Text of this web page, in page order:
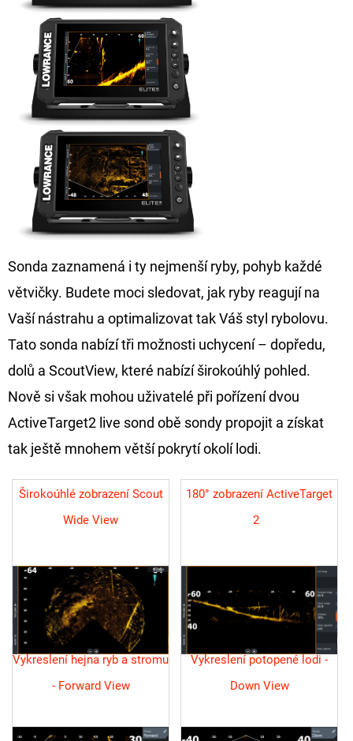
Sonda zaznamená i ty nejmenší ryby, pohyb každé
větvičky. Budete moci sledovat, jak ryby reagují na
Vaší nástrahu a optimalizovat tak Váš styl rybolovu.
Tato sonda nabízí tři možnosti uchycení – dopředu,
dolů a ScoutView, které nabízí širokoúhlý pohled.
Nově si však mohou uživatelé při pořízení dvou
ActiveTarget2 live sond obě sondy propojit a získat
tak ještě mnohem větší pokrytí okolí lodi.
Širokoúhlé zobrazení Scout
Wide View
180° zobrazení ActiveTarget
2
Vykreslení hejna ryb a stromu
- Forward View
Vykreslení potopené lodi -
Down View